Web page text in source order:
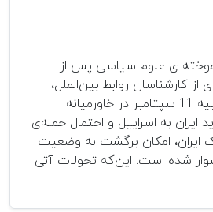
ی علوم سیاسی پس از
بسیاری از کارشناسان روابط بین‌الملل،
آن‌را نقطه‌ی عطفی شبیه 11 سپتامبر در خاورمیانه
ایران به اسراییل و احتمال حمله‌ی
ایران، امکان برگشت به وضعیت
دشوار شده است. این‌که تحولات آتی